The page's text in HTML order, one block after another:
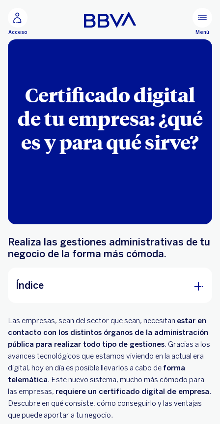
Acceso Menú
Certificado digital
de tu empresa: ¿qué
es y para qué sirve?
Realiza las gestiones administrativas de tu
negocio de la forma más cómoda.
Índice
Cómo conseguir el certificado digital para
¿Qué operaciones permiten llevar a cabo el
certificado digital?
Ventajas del certificado digital de empresa
Las empresas, sean del sector que sean, necesitan estar en
contacto con los distintos órganos de la administración
pública para realizar todo tipo de gestiones. Gracias a los
avances tecnológicos que estamos viviendo en la actual era
digital, hoy en día es posible llevarlos a cabo de forma
telemática. Este nuevo sistema, mucho más cómodo para
las empresas, requiere un certificado digital de empresa.
Descubre en qué consiste, cómo conseguirlo y las ventajas
que puede aportar a tu negocio.